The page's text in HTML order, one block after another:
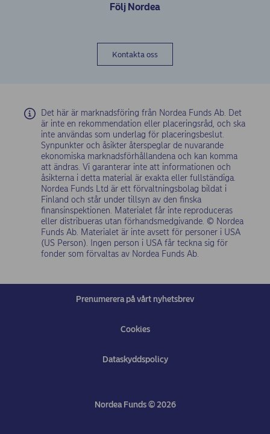
Följ Nordea
Kontakta oss
Det här är marknadsföring från Nordea Funds Ab. Det
är inte en rekommendation eller placeringsråd, och ska
inte användas som underlag för placeringsbeslut.
Synpunkter och åsikter återspeglar de nuvarande
ekonomiska marknadsförhållandena och kan komma
att ändras. Vi garanterar inte att informationen och
åsikterna i detta material är exakta eller fullständiga.
Nordea Funds Ltd är ett förvaltningsbolag bildat i
Finland och står under tillsyn av den finska
finansinspektionen. Materialet får inte reproduceras
eller distribueras utan förhandsmedgivande. © Nordea
Funds Ab. Materialet är inte avsett för personer i USA
(US Person). Ingen person i USA får teckna sig för
fonder som förvaltas av Nordea Funds Ab.
Prenumerera på vårt nyhetsbrev
Cookies
Dataskyddspolicy
Nordea Funds © 2026